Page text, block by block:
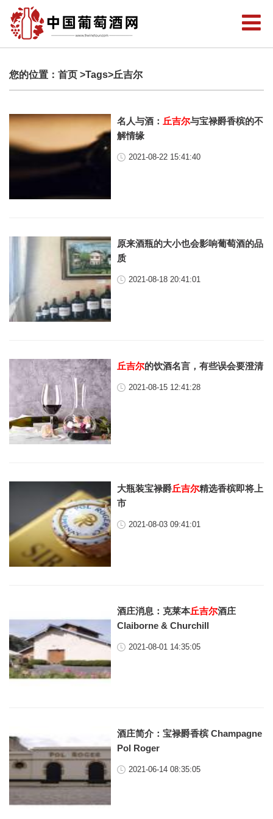
您的位置： 首页 >Tags>丘吉尔
名人与酒： 丘吉尔与宝禄爵香槟的不
解情缘
2021-08-22 15:41:40
原来酒瓶的大小也会影响葡萄酒的品
质
2021-08-18 20:41:01
丘吉尔的饮酒名言，有些误会要澄清
2021-08-15 12:41:28
大瓶装宝禄爵丘吉尔精选香槟即将上
市
2021-08-03 09:41:01
酒庄消息：克莱本丘吉尔酒庄
Claiborne & Churchill
2021-08-01 14:35:05
酒庄简介：宝禄爵香槟 Champagne
Pol Roger
2021-06-14 08:35:05